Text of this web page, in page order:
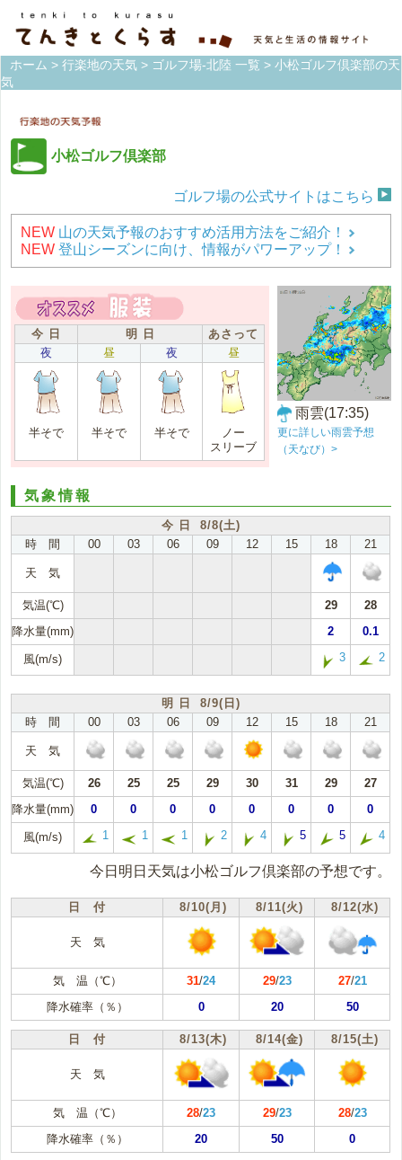
ホーム > 行楽地の天気 > ゴルフ場-北陸 一覧 > 小松ゴルフ倶楽部の天
気
小松ゴルフ倶楽部
ゴルフ場の公式サイトはこちら
NEW 山の天気予報のおすすめ活用方法をご紹介！
NEW 登山シーズンに向け、情報がパワーアップ！
今 日 明 日
あさって
夜
昼 夜 昼
半そで 半そで 半そで
ノー
スリーブ
雨雲(17:35)
更に詳しい雨雲予想
（天なび）>
気象情報
今 日 8/8(土)
時 間
00 03 06 09 12 15 18 21
天 気
気温(℃) 29
28
降水量(mm)
2 0.1
風(m/s) 3 2
明 日 8/9(日)
時 間
00 03 06 09 12 15 18 21
天 気
気温(℃) 26 25 25 29 30 31 29
27
降水量(mm)
0 0 0 0 0 0 0 0
風(m/s) 1 1 1 2 4 5 5 4
今日明日天気は小松ゴルフ倶楽部の予想です。
日 付 8/10(月) 8/11(火) 8/12(水)
天 気
気 温（℃） 31/24 29/23 27/21
降水確率（％）
0 20 50
日 付 8/13(木) 8/14(金) 8/15(土)
天 気
気 温（℃） 28/23 29/23 28/23
降水確率（％）
20 50 0